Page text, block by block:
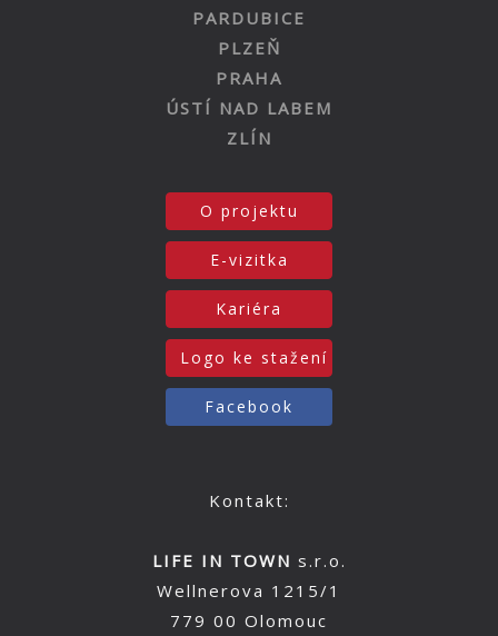
PARDUBICE
PLZEŇ
PRAHA
ÚSTÍ NAD LABEM
ZLÍN
O projektu
E-vizitka
Kariéra
Logo ke stažení
Facebook
Kontakt:
LIFE IN TOWN s.r.o.
Wellnerova 1215/1
779 00 Olomouc